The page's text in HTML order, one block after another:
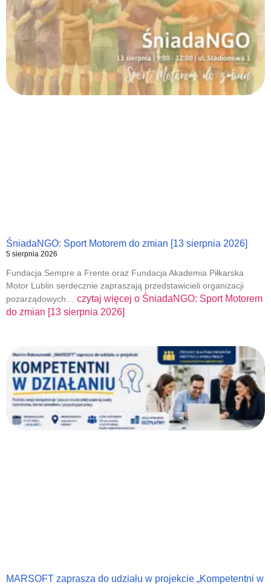
ŚniadaNGO: Sport Motorem do zmian [13 sierpnia 2026]
5 sierpnia 2026
Fundacja Sempre a Frente oraz Fundacja Akademia Piłkarska
Motor Lublin serdecznie zapraszają przedstawicieli organizacji
pozarządowych… czytaj więcej o ŚniadaNGO: Sport Motorem
do zmian [13 sierpnia 2026]
MARSOFT zaprasza do udziału w projekcie „Kompetentni w